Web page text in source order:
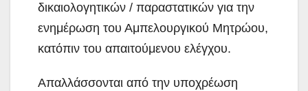
δικαιολογητικών / παραστατικών για την
ενημέρωση του Αμπελουργικού Μητρώου,
κατόπιν του απαιτούμενου ελέγχου.
Απαλλάσσονται από την υποχρέωση